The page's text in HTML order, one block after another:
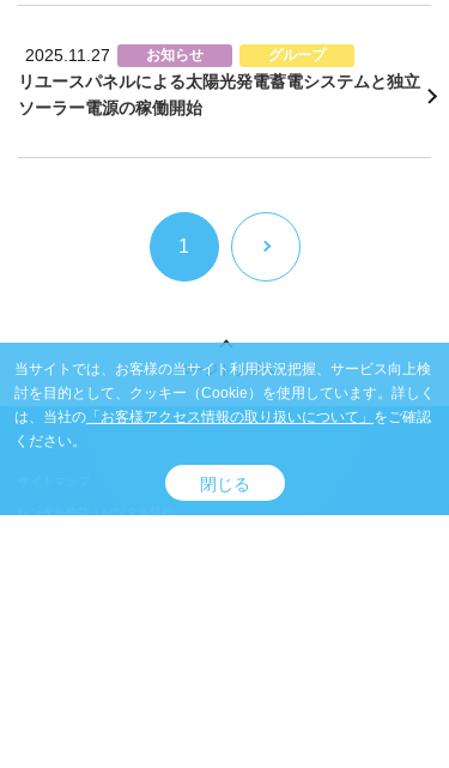
2025.11.27 お知らせ グループ
リユースパネルによる太陽光発電蓄電システムと独立
ソーラー電源の稼働開始
1
ページトップへ
当サイトでは、お客様の当サイト利用状況把握、サービス向上検
討を目的として、クッキー（Cookie）を使用しています。 詳しく
は、当社の 「お客様アクセス情報の取り扱いについて」 をご確認
ください。
閉じる